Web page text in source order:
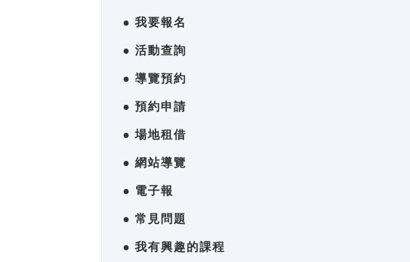
● 我要報名
● 活動查詢
● 導覽預約
● 預約申請
● 場地租借
● 網站導覽
● 電子報
● 常見問題
● 我有興趣的課程